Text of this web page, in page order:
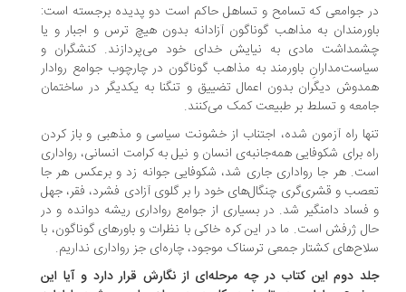
جوامعی که تسامح و تساهل حاکم است دو پدیده برجسته است:
به مذاهب گوناگون آزادانه بدون هیچ ترس و اجبار و یا
مادی به نیایش خدای خود می‌پردازند. کنشگران و
باورمند به مذاهب گوناگون در چارچوب جوامع روادار
دیگران بدون اعمال تضییق و تنگنا به یکدیگر در ساختمان
و تسلط بر طبیعت کمک می‌کنند.
راه آزمون شده، اجتناب از خشونت سیاسی و مذهبی و باز کردن
برای شکوفایی همه‌جانبه‌ی انسان و نیل به کرامت انسانی، رواداری
هر جا رواداری جاری شد، شکوفایی جوانه زد و برعکس هر جا
و قشری‌گری چنگال‌های خود را بر گلوی آزادی فشرد، فقر، جهل
دامنگیر شد. در بسیاری از جوامع رواداری ریشه دوانده و در
ژرفش است. ما در این کره خاکی با نظرات و باورهای گوناگون، با
کشتار جمعی ترسناک موجود، چاره‌ای جز رواداری نداریم.
دوم این کتاب در چه مرحله‌ای از نگارش قرار دارد و آیا این